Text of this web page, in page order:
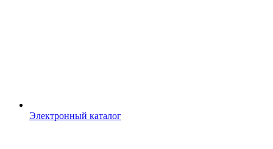
Электронный каталог